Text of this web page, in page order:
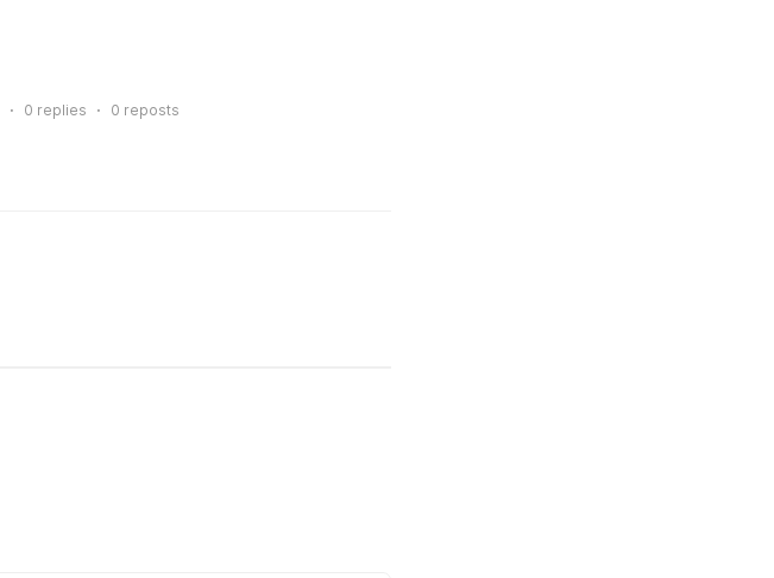
0 replies 0 reposts